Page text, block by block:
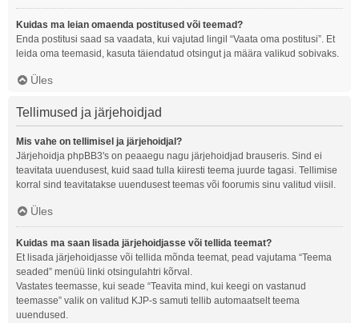
Kuidas ma leian omaenda postitused või teemad?
Enda postitusi saad sa vaadata, kui vajutad lingil “Vaata oma postitusi”. Et
leida oma teemasid, kasuta täiendatud otsingut ja määra valikud sobivaks.
Üles
Tellimused ja järjehoidjad
Mis vahe on tellimisel ja järjehoidjal?
Järjehoidja phpBB3's on peaaegu nagu järjehoidjad brauseris. Sind ei
teavitata uuendusest, kuid saad tulla kiiresti teema juurde tagasi. Tellimise
korral sind teavitatakse uuendusest teemas või foorumis sinu valitud viisil.
Üles
Kuidas ma saan lisada järjehoidjasse või tellida teemat?
Et lisada järjehoidjasse või tellida mõnda teemat, pead vajutama “Teema
seaded” menüü linki otsingulahtri kõrval.
Vastates teemasse, kui seade “Teavita mind, kui keegi on vastanud
teemasse” valik on valitud KJP-s samuti tellib automaatselt teema
uuendused.